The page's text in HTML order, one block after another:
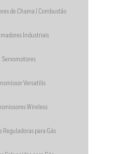
de Chama | Combustão
Industriais
Servomotores
Versatilis
Wireless
Reguladoras para Gás